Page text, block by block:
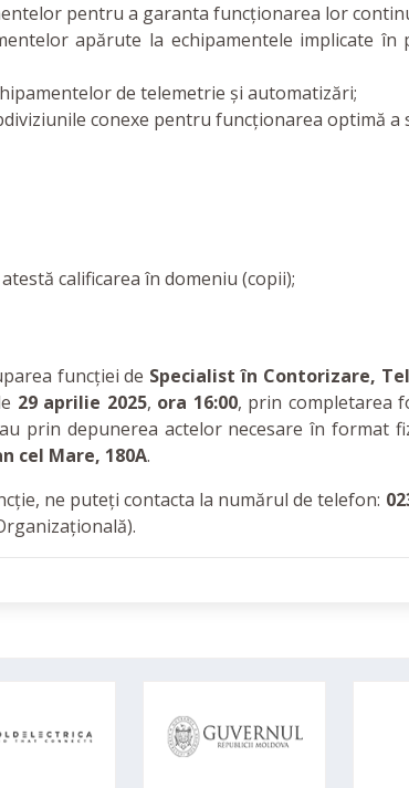
pentru a garanta funcționarea lor
apărute la echipamentele implicate în
de telemetrie și automatizări;
conexe pentru funcționarea optimă a
calificarea în domeniu (copii);
funcției de Specialist în Contorizare,
29 aprilie 2025, ora 16:00, prin completarea
prin depunerea actelor necesare în format
cel Mare, 180A.
ne puteți contacta la numărul de telefon: